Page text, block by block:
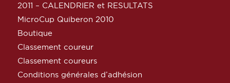
2011 – CALENDRIER et RESULTATS
MicroCup Quiberon 2010
Boutique
Classement coureur
Classement coureurs
Conditions générales d’adhésion